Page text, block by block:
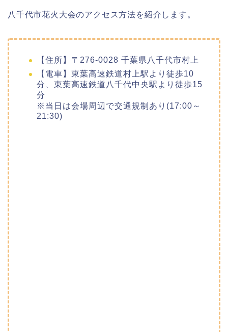
八千代市花火大会のアクセス方法を紹介します。
【住所】〒276-0028 千葉県八千代市村上
【電車】東葉高速鉄道村上駅より徒歩10
分、東葉高速鉄道八千代中央駅より徒歩15
分
※当日は会場周辺で交通規制あり(17:00～
21:30)